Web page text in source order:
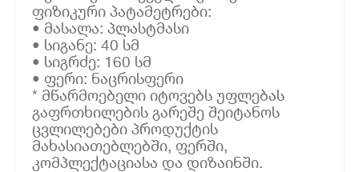
ფიზიკური პატამეტრები:
• მასალა: პლასტმასი
• სიგანე: 40 სმ
• სიგრძე: 160 სმ
• ფერი: ნაცრისფერი
* მწარმოებელი იტოვებს უფლებას
გაფრთხილების გარეშე შეიტანოს
ცვლილებები პროდუქტის
მახასიათებლებში, ფერში,
კომპლექტაციასა და დიზაინში.